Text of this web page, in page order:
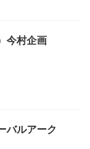
今村企画
ルアーク